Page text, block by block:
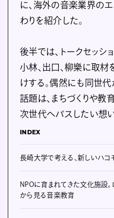
に、海外の音楽業界の
わりを紹介した。
後半では、トークセッシ
小林、出口、柳樂に取
けする。偶然にも同世
話題は、まちづくりや教
次世代へパスしたい想
INDEX
長崎大学で考える、新しいハコ
NPOに育まれてきた文化施設。
から見る音楽教育